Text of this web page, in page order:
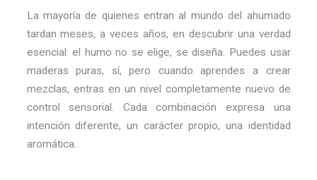
La mayoría de quienes entran al mundo del ahumado
tardan meses, a veces años, en descubrir una verdad
esencial: el humo no se elige, se diseña. Puedes usar
maderas puras, sí, pero cuando aprendes a crear
mezclas, entras en un nivel completamente nuevo de
control sensorial. Cada combinación expresa una
intención diferente, un carácter propio, una identidad
aromática.